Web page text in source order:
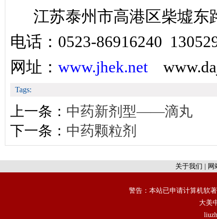
江苏泰州市高港区柴墟东
电话： 0523-86916240
网址： www.jhek.net
Tags:
上一条： 中药新剂型——滴丸
下一条： 中药颗粒剂
关于我们 网
警告：本站已申请计算机软
大美